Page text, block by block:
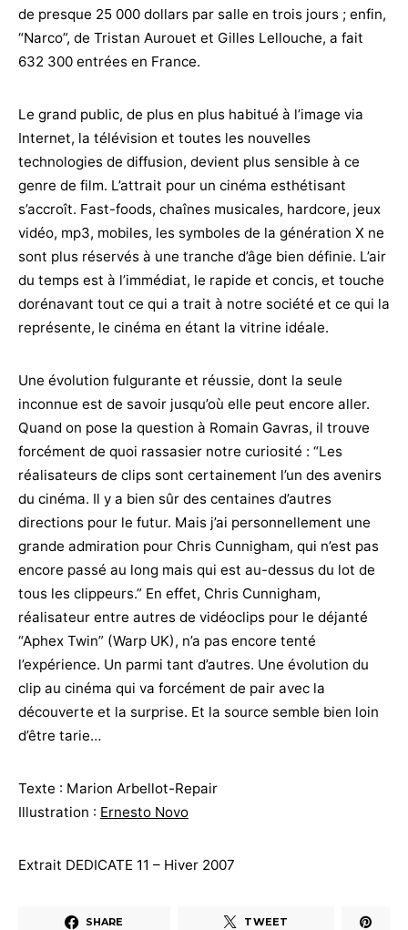
de presque 25 000 dollars par salle en trois jours ; enfin,
“Narco”, de Tristan Aurouet et Gilles Lellouche, a fait
632 300 entrées en France.
Le grand public, de plus en plus habitué à l’image via
Internet, la télévision et toutes les nouvelles
technologies de diffusion, devient plus sensible à ce
genre de film. L’attrait pour un cinéma esthétisant
s’accroît. Fast-foods, chaînes musicales, hardcore, jeux
vidéo, mp3, mobiles, les symboles de la génération X ne
sont plus réservés à une tranche d’âge bien définie. L’air
du temps est à l’immédiat, le rapide et concis, et touche
dorénavant tout ce qui a trait à notre société et ce qui la
représente, le cinéma en étant la vitrine idéale.
Une évolution fulgurante et réussie, dont la seule
inconnue est de savoir jusqu’où elle peut encore aller.
Quand on pose la question à Romain Gavras, il trouve
forcément de quoi rassasier notre curiosité : “Les
réalisateurs de clips sont certainement l’un des avenirs
du cinéma. Il y a bien sûr des centaines d’autres
directions pour le futur. Mais j’ai personnellement une
grande admiration pour Chris Cunnigham, qui n’est pas
encore passé au long mais qui est au-dessus du lot de
tous les clippeurs.” En effet, Chris Cunnigham,
réalisateur entre autres de vidéoclips pour le déjanté
“Aphex Twin” (Warp UK), n’a pas encore tenté
l’expérience. Un parmi tant d’autres. Une évolution du
clip au cinéma qui va forcément de pair avec la
découverte et la surprise. Et la source semble bien loin
d’être tarie…
Texte : Marion Arbellot-Repair
Illustration : Ernesto Novo
Extrait DEDICATE 11 – Hiver 2007
SHARE TWEET